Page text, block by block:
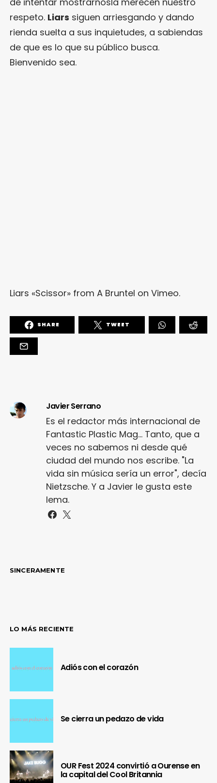
respeto. Liars siguen arriesgando y dando
rienda suelta a sus inquietudes, a sabiendas
de que es lo que su público busca.
Bienvenido sea.
Liars «Scissor» from A Bruntel on Vimeo.
SHARE TWEET
Javier Serrano
Es el redactor más internacional de
Fantastic Plastic Mag... Tanto, que a
veces no sabemos ni desde qué
ciudad del mundo nos escribe. "La
vida sin música sería un error", decía
Nietzsche. Y a Javier le gusta este
lema.
SINCERAMENTE
LO MÁS RECIENTE
Adiós con el corazón
Se cierra un pedazo de vida
OUR Fest 2024 convirtió a Ourense en
la capital del Cool Britannia